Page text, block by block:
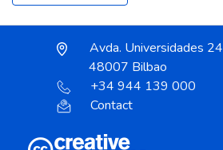
Avda. Universidades 24
48007 Bilbao
+34 944 139 000
Contact